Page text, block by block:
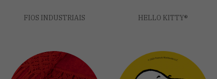
FIOS INDUSTRIAIS HELLO KITTY®